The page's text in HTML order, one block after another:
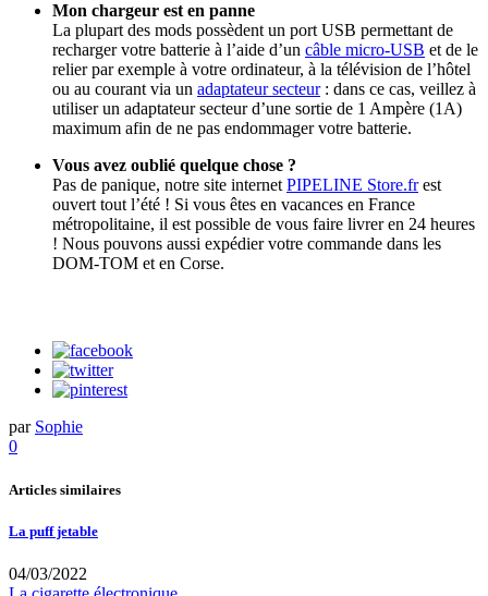
Mon chargeur est en panne
La plupart des mods possèdent un port USB permettant de
recharger votre batterie à l’aide d’un câble micro-USB et de le
relier par exemple à votre ordinateur, à la télévision de l’hôtel
ou au courant via un adaptateur secteur: dans ce cas, veillez à
utiliser un adaptateur secteur d’une sortie de 1 Ampère (1A)
maximum afin de ne pas endommager votre batterie.
Vous avez oublié quelque chose ?
Pas de panique, notre site internet PIPELINE Store.frest
ouvert tout l’été ! Si vous êtes en vacances en France
métropolitaine, il est possible de vous faire livrer en 24 heures
! Nous pouvons aussi expédier votre commande dans les
DOM-TOM et en Corse.
par Sophie
0
Articles similaires
La puff jetable
04/03/2022